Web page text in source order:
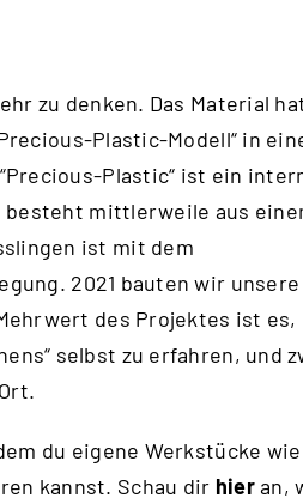
zu denken. Das Material
Plastic-Modell“ in
Plastic“ ist ein
mittlerweile aus
ist mit dem
2021 bauten wir
des Projektes ist es,
selbst zu erfahren, und
du eigene Werkstücke
kannst. Schau dir hieran,